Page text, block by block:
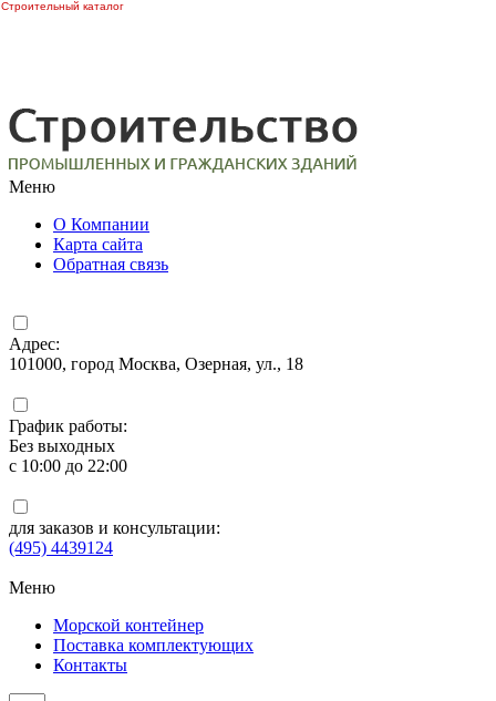
Меню
О Компании
Карта сайта
Обратная связь
Адрес:
101000, город Москва, Озерная, ул., 18
График работы:
Без выходных
с 10:00 до 22:00
для заказов и консультации:
(495) 4439124
Меню
Морской контейнер
Поставка комплектующих
Контакты
Строительный каталог